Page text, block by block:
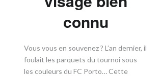
connu
​Vous vous en souvenez ? L’an dernier, il
foulait les parquets du tournoi sous
les couleurs du FC Porto… Cette